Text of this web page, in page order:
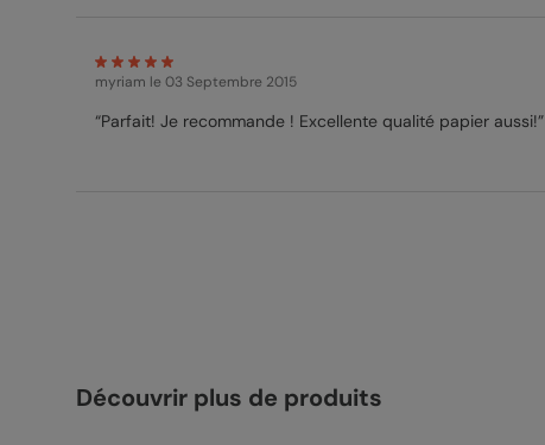
myriam le 03 Septembre 2015
“Parfait! Je recommande ! Excellente qualité papier aussi!”
Découvrir plus de produits